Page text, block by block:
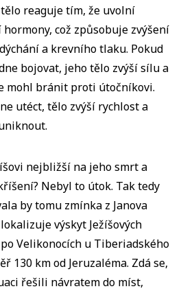
reaguje tím, že uvolní
což způsobuje zvýšení
a krevního tlaku. Pokud
bojovat, jeho tělo zvýší sílu a
mohl bránit proti útočníkovi.
utéct, tělo zvýší rychlost a
nejbližší na jeho smrt a
Nebyl to útok. Tak tedy
by tomu zmínka z Janova
výskyt Ježíšových
Velikonocích u Tiberiadského
130 km od Jeruzaléma. Zdá se,
řešili návratem do míst,